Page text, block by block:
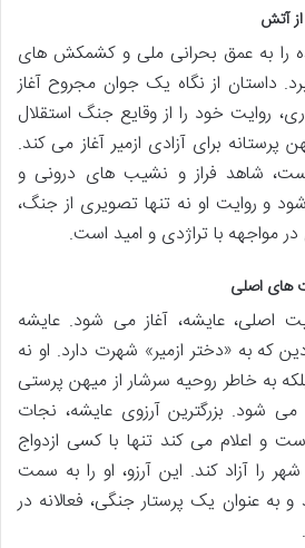
آتش
را به عمق بحرانی ملی و کشمکش های
داستان از نگاه یک جوان مجروح آغاز
روایت خود را از وقایع جنگ استقلال
پرستانه برای آزادی ازمیر آغاز می کند.
شاهد فراز و نشیب های درونی و
و روایت او نه تنها تصویری از جنگ،
در مواجهه با تراژدی و امید است.
های اصلی
اصلی، عایشه، آغاز می شود. عایشه
که به «دختر ازمیر» شهرت دارد. او نه
به خاطر روحیه سرشار از میهن پرستی
شود. بزرگترین آرزوی عایشه، نجات
و اعلام می کند تنها با کسی ازدواج
را آزاد کند. این آرزو، او را به سمت
عنوان یک پرستار جنگی، فعالانه در